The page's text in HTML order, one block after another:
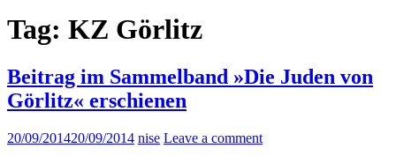
Tag: KZ Görlitz
Beitrag im Sammelband »Die Juden von
Görlitz« erschienen
20/09/201420/09/2014 nise Leave a comment